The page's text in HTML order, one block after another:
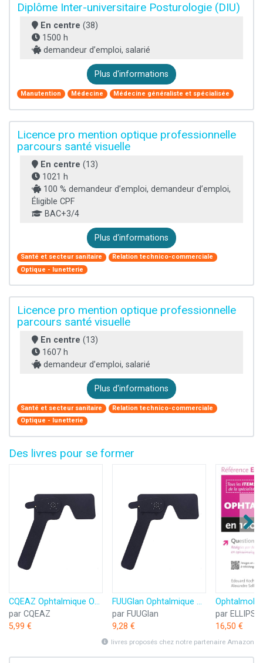
Diplôme Inter-universitaire Posturologie (DIU)
En centre (38)
1500 h
demandeur d’emploi, salarié
Plus d'informations
Manutention Médecine Médecine généraliste et spécialisée
Licence pro mention optique professionnelle
parcours santé visuelle
En centre (13)
1021 h
100 % demandeur d’emploi, demandeur d’emploi,
Éligible CPF
BAC+3/4
Plus d'informations
Santé et secteur sanitaire
Relation technico-commerciale
Optique - lunetterie
Licence pro mention optique professionnelle
parcours santé visuelle
En centre (13)
1607 h
demandeur d’emploi, salarié
Plus d'informations
Santé et secteur sanitaire
Relation technico-commerciale
Optique - lunetterie
Des livres pour se former
CQEAZ Ophtalmique Occlusion oculaire pour ophtalmologues, optométristes et orthoptistes Outil d'examen oculaire Test d'acuité visuelle Noir/blanc
par CQEAZ
5,99 €
FUUGlan Ophtalmique Occlusion oculaire pour ophtalmologues, optométristes et orthoptistes Outil d'examen oculaire Test d'acuité visuelle Noir/blanc
par FUUGlan
9,28 €
par
16,50 €
livres proposés chez notre partenaire Amazon